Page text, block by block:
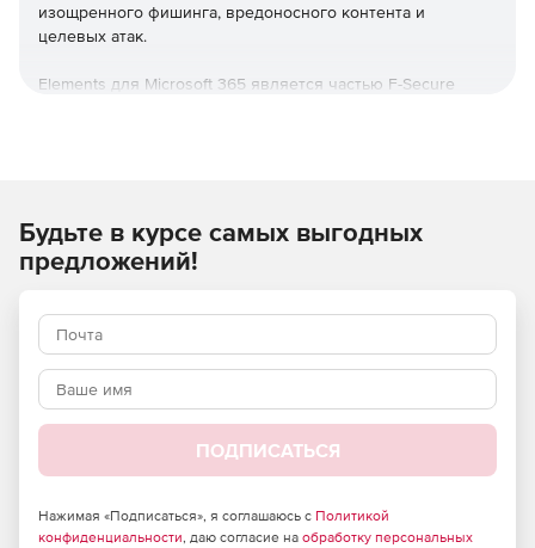
изощренного фишинга, вредоносного контента и
целевых атак.
Elements для Microsoft 365 является частью F-Secure
Программа использует интеграцию из облака в облако,
которая не требует установки промежуточного
развертывается. Гарантируется беспроблемное
администрирование на едином облачном портале.
Будьте в курсе самых выгодных
предложений!
ПОДПИСАТЬСЯ
Нажимая «Подписаться», я соглашаюсь с Политикой
конфиденциальности, даю согласие на обработку персональных